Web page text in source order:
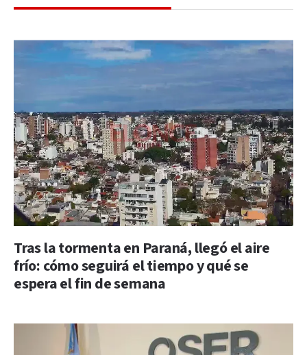
Tras la tormenta en Paraná, llegó el aire
frío: cómo seguirá el tiempo y qué se
espera el fin de semana